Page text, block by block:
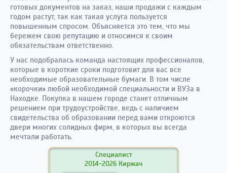
готовых документов на заказ, наши продажи с каждым
годом растут, так как такая услуга пользуется
повышенным спросом. Объясняется это тем, что мы
бережем свою репутацию и относимся к своим
обязательствам ответственно.
У нас подобралась команда настоящих профессионалов,
которые в короткие сроки подготовит для вас все
необходимые образовательные бумаги. В том числе
«корочки» любой необходимой специальности и ВУЗа в
Находке. Покупка в нашем городе станет отличным
решением при трудоустройстве, ведь с наличием
свидетельства об образовании перед вами откроются
двери многих солидных фирм, в которых вы всегда
мечтали работать.
Специалист
2014-2026 Киржач